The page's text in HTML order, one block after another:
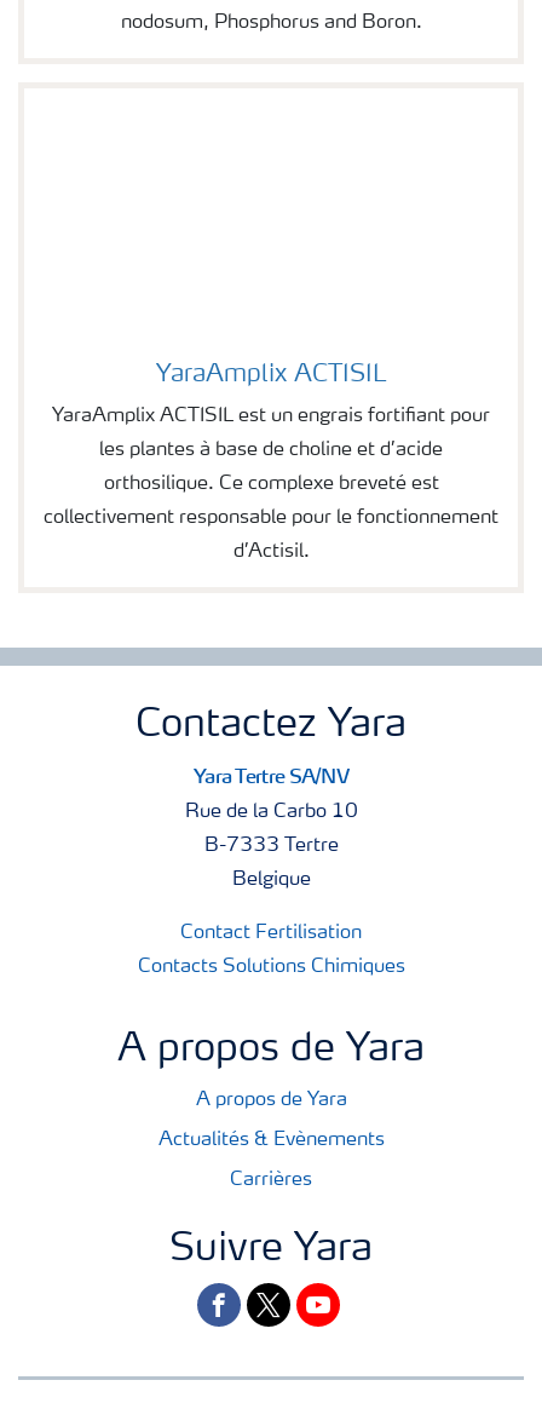
nodosum, Phosphorus and Boron.
Image of YaraAmplix ACTISIL
YaraAmplix ACTISIL
YaraAmplix ACTISIL est un engrais fortifiant pour
les plantes à base de choline et d’acide
orthosilique. Ce complexe breveté est
collectivement responsable pour le fonctionnement
d’Actisil.
Contactez Yara
Yara Tertre SA/NV
Rue de la Carbo 10
B-7333 Tertre
Belgique
Contact Fertilisation
Contacts Solutions Chimiques
A propos de Yara
A propos de Yara
Actualités & Evènements
Carrières
Suivre Yara
facebooktwitteryoutube